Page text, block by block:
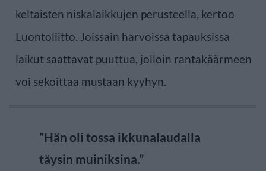
keltaisten niskalaikkujen perusteella, kertoo
Luontoliitto. Joissain harvoissa tapauksissa
laikut saattavat puuttua, jolloin rantakäärmeen
voi sekoittaa mustaan kyyhyn.
”Hän oli tossa ikkunalaudalla
täysin muiniksina.”